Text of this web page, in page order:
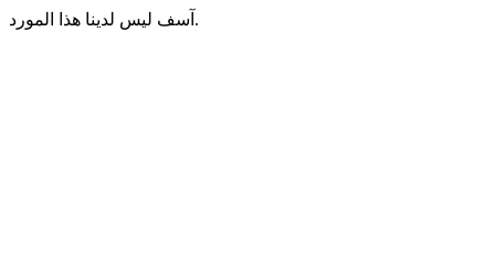
آسف ليس لدينا هذا المورد.